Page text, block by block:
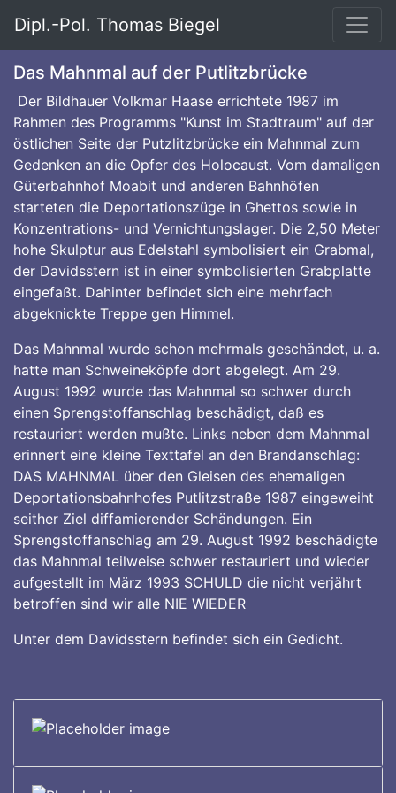
Dipl.-Pol. Thomas Biegel
Das Mahnmal auf der Putlitzbrücke
Der Bildhauer Volkmar Haase errichtete 1987 im
Rahmen des Programms "Kunst im Stadtraum" auf der
östlichen Seite der Putzlitzbrücke ein Mahnmal zum
Gedenken an die Opfer des Holocaust. Vom damaligen
Güterbahnhof Moabit und anderen Bahnhöfen
starteten die Deportationszüge in Ghettos sowie in
Konzentrations- und Vernichtungslager. Die 2,50 Meter
hohe Skulptur aus Edelstahl symbolisiert ein Grabmal,
der Davidsstern ist in einer symbolisierten Grabplatte
eingefaßt. Dahinter befindet sich eine mehrfach
abgeknickte Treppe gen Himmel.
Das Mahnmal wurde schon mehrmals geschändet, u. a.
hatte man Schweineköpfe dort abgelegt. Am 29.
August 1992 wurde das Mahnmal so schwer durch
einen Sprengstoffanschlag beschädigt, daß es
restauriert werden mußte. Links neben dem Mahnmal
erinnert eine kleine Texttafel an den Brandanschlag:
DAS MAHNMAL über den Gleisen des ehemaligen
Deportationsbahnhofes Putlitzstraße 1987 eingeweiht
seither Ziel diffamierender Schändungen. Ein
Sprengstoffanschlag am 29. August 1992 beschädigte
das Mahnmal teilweise schwer restauriert und wieder
aufgestellt im März 1993 SCHULD die nicht verjährt
betroffen sind wir alle NIE WIEDER
Unter dem Davidsstern befindet sich ein Gedicht.